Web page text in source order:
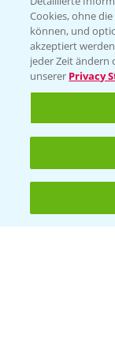
Allgemeine
Cookies, ohne
können, und
akzeptiert
jeder Zeit ändern
unserer Privacy